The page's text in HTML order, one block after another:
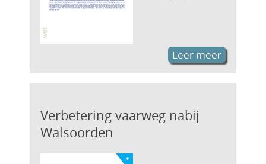
Leer meer
Verbetering vaarweg nabij
Walsoorden